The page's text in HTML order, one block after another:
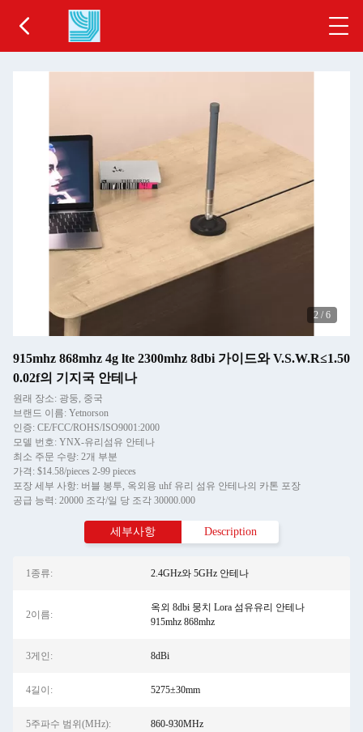
2 / 6
915mhz 868mhz 4g lte 2300mhz 8dbi 가이드와 V.S.W.R≤1.50
0.02f의 기지국 안테나
원래 장소: 광둥, 중국
브랜드 이름: Yetnorson
인증: CE/FCC/ROHS/ISO9001:2000
모델 번호: YNX-유리섬유 안테나
최소 주문 수량: 2개 부분
가격: $14.58/pieces 2-99 pieces
포장 세부 사항: 버블 봉투, 옥외용 uhf 유리 섬유 안테나의 카톤 포장
공급 능력: 20000 조각/일 당 조각 30000.000
세부사항 Description
1종류: 2.4GHz와 5GHz 안테나
2이름:
옥외 8dbi 뭉치 Lora 섬유유리 안테나
915mhz 868mhz
3게인: 8dBi
4길이: 5275±30mm
5주파수 범위(MHz): 860-930MHz